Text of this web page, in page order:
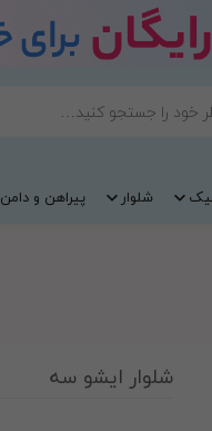
شلوار پیراهن و دامن
شلوار ایشو سه